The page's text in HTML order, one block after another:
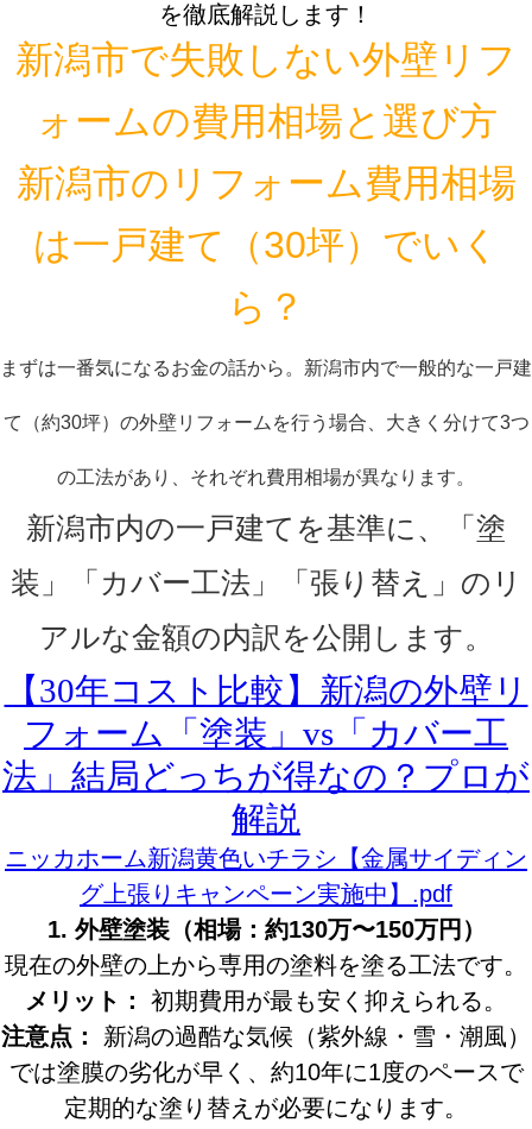
を徹底解説します！
新潟市で失敗しない外壁リフ
ォームの費用相場と選び方
新潟市のリフォーム費用相場
は一戸建て（30坪）でいく
ら？
まずは一番気になるお金の話から。新潟市内で一般的な一戸建
て（約30坪）の外壁リフォームを行う場合、大きく分けて3つ
の工法があり、それぞれ費用相場が異なります。
新潟市内の一戸建てを基準に、「塗
装」「カバー工法」「張り替え」のリ
アルな金額の内訳を公開します。
【30年コスト比較】新潟の外壁リ
フォーム「塗装」vs「カバー工
法」結局どっちが得なの？プロが
解説
ニッカホーム新潟黄色いチラシ【金属サイディン
グ上張りキャンペーン実施中】.pdf
1. 外壁塗装（相場：約130万〜150万円）
現在の外壁の上から専用の塗料を塗る工法です。
メリット：
初期費用が最も安く抑えられる。
注意点：
新潟の過酷な気候（紫外線・雪・潮風）
では塗膜の劣化が早く、約10年に1度のペースで
定期的な塗り替えが必要になります。